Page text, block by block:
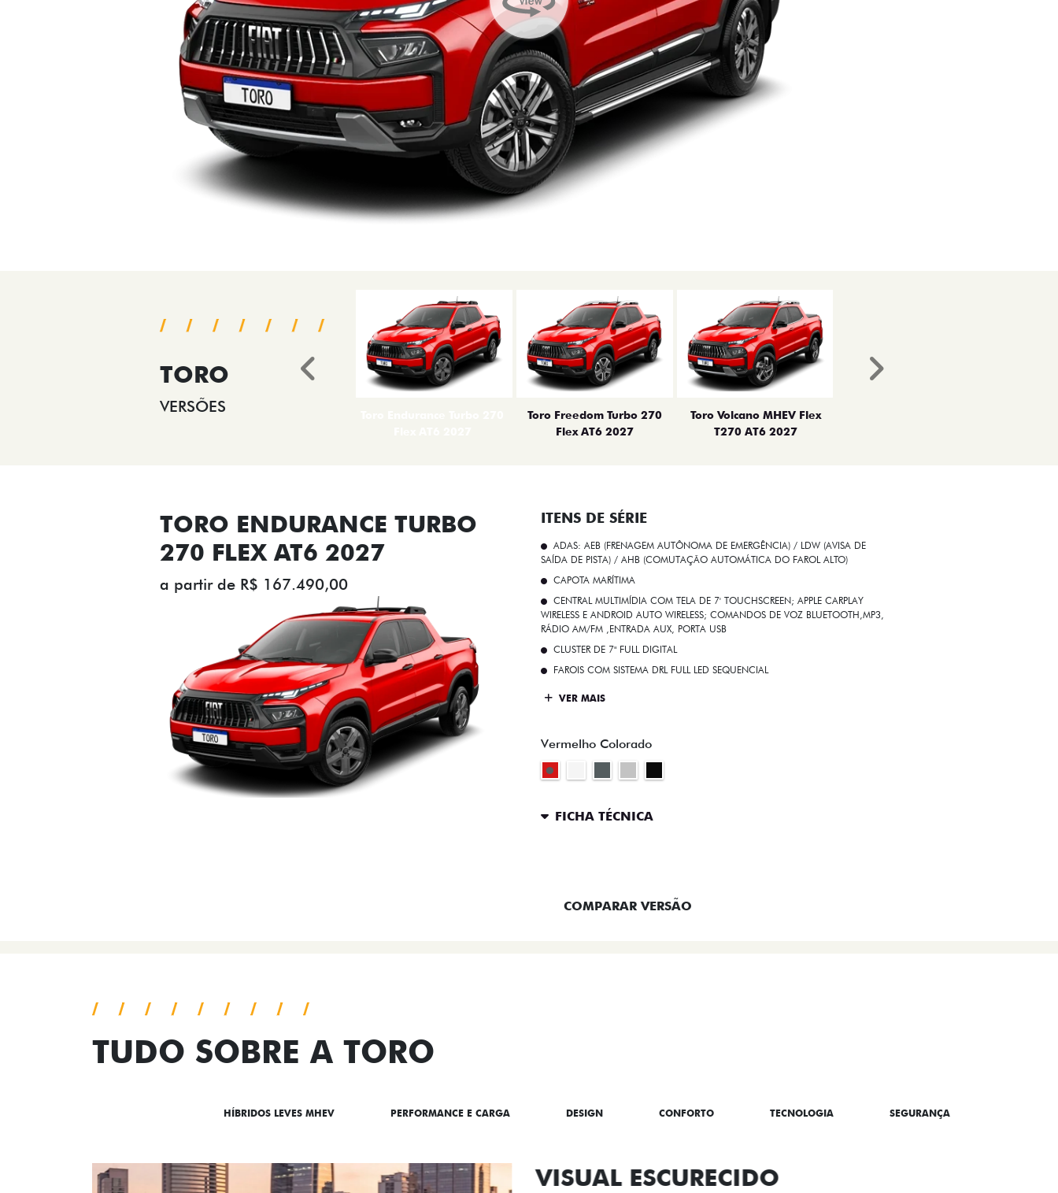
TORO
VERSÕES
Toro Freedom Turbo 270
Flex AT6 2027
Toro Volcano MHEV Flex
T270 AT6 2027
Anterior Próximo
TORO ENDURANCE TURBO
270 FLEX AT6 2027
a partir de R$ 167.490,00
ITENS DE SÉRIE
ADAS: AEB (FRENAGEM AUTÔNOMA DE EMERGÊNCIA) / LDW (AVISA DE
SAÍDA DE PISTA) / AHB (COMUTAÇÃO AUTOMÁTICA DO FAROL ALTO)
CAPOTA MARÍTIMA
CENTRAL MULTIMÍDIA COM TELA DE 7' TOUCHSCREEN; APPLE CARPLAY
WIRELESS E ANDROID AUTO WIRELESS; COMANDOS DE VOZ BLUETOOTH,MP3,
RÁDIO AM/FM ,ENTRADA AUX, PORTA USB
CLUSTER DE 7" FULL DIGITAL
FAROIS COM SISTEMA DRL FULL LED SEQUENCIAL
VER MAIS
Vermelho Colorado
FICHA TÉCNICA
COMPARAR VERSÃO
TUDO SOBRE A TORO
HÍBRIDOS LEVES MHEV PERFORMANCE E CARGA DESIGN CONFORTO TECNOLOGIA SEGURANÇA
ADESIVOS ESTILIZADOS